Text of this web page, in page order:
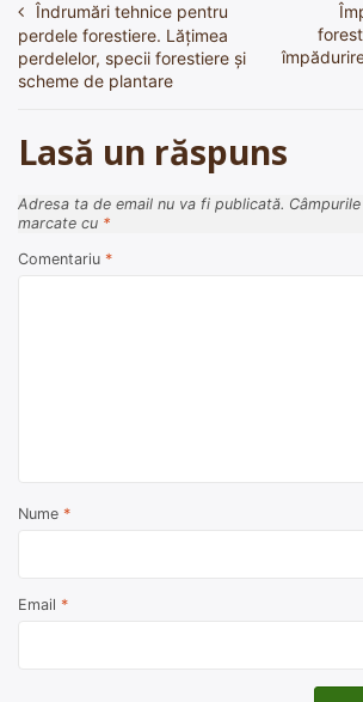
Navigare
în
articole
Îndrumări tehnice pentru
perdele forestiere. Lățimea
perdelelor, specii forestiere și
scheme de plantare
Lasă un răspuns
Adresa ta de email nu va fi publicată.
marcate cu *
Comentariu *
Nume *
Email *